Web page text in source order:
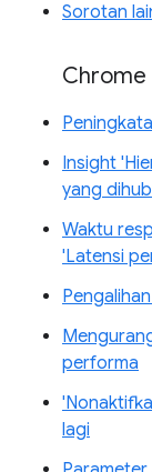
Sorotan
Chrome
Insight
yang
Waktu
'Latensi
performa
lagi